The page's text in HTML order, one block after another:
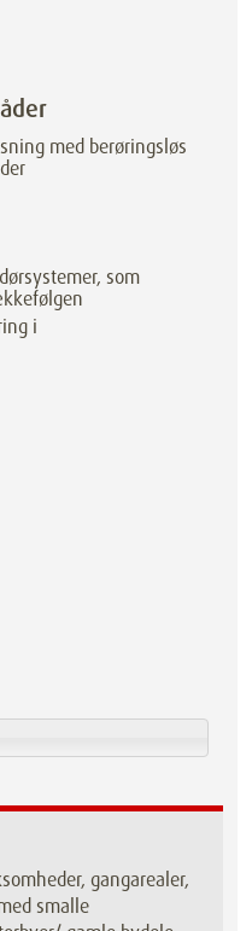
med berøringsløs
som
i
gangarealer,
smalle